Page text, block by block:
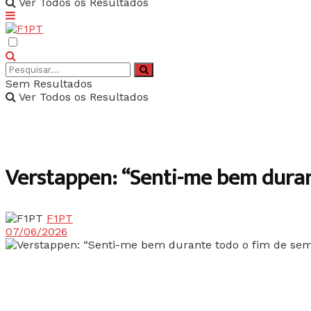
Sem Resultados
Ver Todos os Resultados
Verstappen: “Senti-me bem
F1PT
07/06/2026